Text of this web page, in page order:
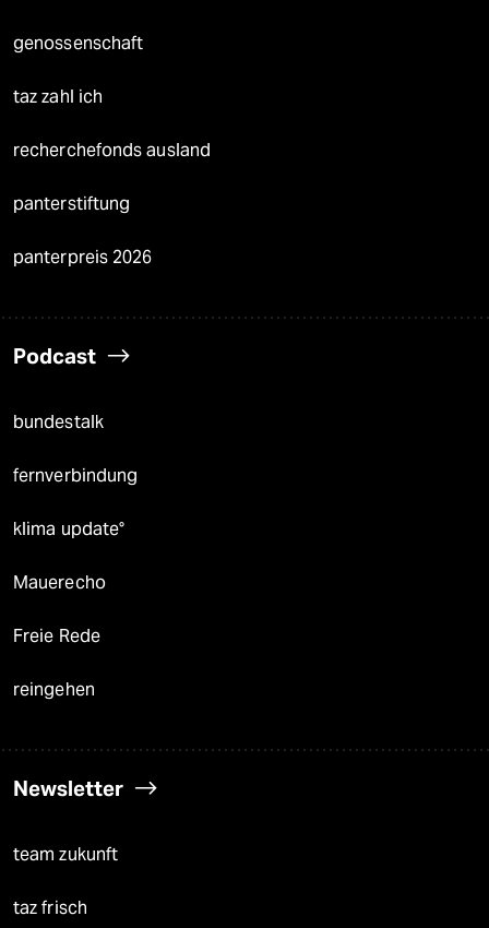
genossenschaft
taz zahl ich
recherchefonds ausland
panterstiftung
panterpreis 2026
Podcast
bundestalk
fernverbindung
klima update°
Mauerecho
Freie Rede
reingehen
Newsletter
team zukunft
taz frisch